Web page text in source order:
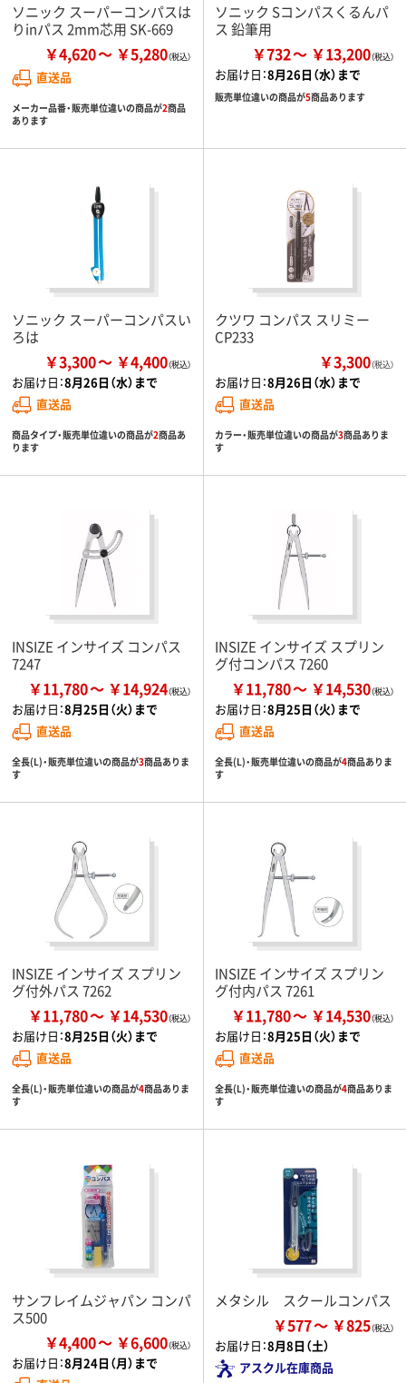
ソニック スーパーコンパスは
りinパス 2mm芯用 SK-669
￥4,620 ￥5,280
直送品
メーカー品番・販売単位違いの商品が2商品
あります
ソニック Sコンパスくるんパ
ス 鉛筆用
￥732 ￥13,200
お届け日：8月26日（水）まで
販売単位違いの商品が5商品あります
ソニック スーパーコンパスい
ろは
￥3,300 ￥4,400
お届け日：8月26日（水）まで
直送品
商品タイプ・販売単位違いの商品が2商品あ
ります
クツワ コンパス スリミー
CP233
￥3,300（税込）
お届け日：8月26日（水）まで
直送品
カラー・販売単位違いの商品が3商品ありま
す
INSIZE インサイズ コンパス
7247
￥11,780 ￥14,924
お届け日：8月25日（火）まで
直送品
全長(L)・販売単位違いの商品が3商品ありま
す
INSIZE インサイズ スプリン
グ付コンパス 7260
￥11,780 ￥14,530
お届け日：8月25日（火）まで
直送品
全長(L)・販売単位違いの商品が4商品ありま
す
INSIZE インサイズ スプリン
グ付外パス 7262
￥11,780 ￥14,530
お届け日：8月25日（火）まで
直送品
全長(L)・販売単位違いの商品が4商品ありま
す
INSIZE インサイズ スプリン
グ付内パス 7261
￥11,780 ￥14,530
お届け日：8月25日（火）まで
直送品
全長(L)・販売単位違いの商品が4商品ありま
す
サンフレイムジャパン コンパ
ス500
￥4,400 ￥6,600
お届け日：8月24日（月）まで
メタシル スクールコンパス
￥577 ￥825
お届け日：8月8日（土）
アスクル在庫商品